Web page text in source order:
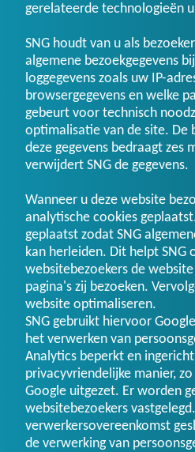
gerelateerde technologieën
SNG houdt van u als
algemene bezoekgegevens
loggegevens zoals uw IP-
browsergegevens en welke
gebeurt voor technisch
optimalisatie van de site. De
deze gegevens bedraagt zes
verwijdert SNG de gegevens.
Wanneer u deze website
analytische cookies
geplaatst zodat SNG
kan herleiden. Dit helpt SNG
websitebezoekers de
pagina's zij bezoeken.
website optimaliseren.
SNG gebruikt hiervoor
het verwerken van
Analytics beperkt en
privacyvriendelijke manier,
Google uitgezet. Er worden
websitebezoekers
verwerkersovereenkomst
de verwerking van